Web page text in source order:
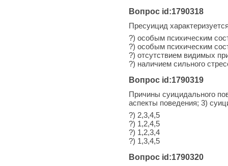
Вопрос id:1790318
Пресуицид
?) особым психическим
?) особым психическим
?) отсутствием видимых
?) наличием сильного
Вопрос id:1790319
Причины суицидального
аспекты поведения; 3)
?) 2,3,4,5
?) 1,2,4,5
?) 1,2,3,4
?) 1,3,4,5
Вопрос id:1790320